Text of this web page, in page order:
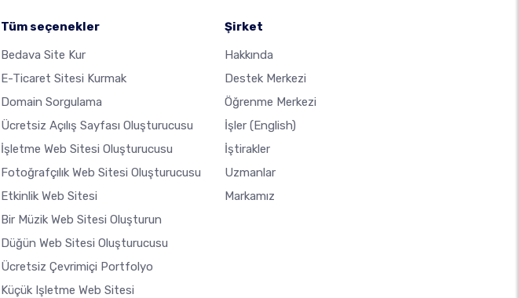
Tüm seçenekler
Bedava Site Kur
E-Ticaret Sitesi Kurmak
Domain Sorgulama
Ücretsiz Açılış Sayfası Oluşturucusu
İşletme Web Sitesi Oluşturucusu
Fotoğrafçılık Web Sitesi Oluşturucusu
Etkinlik Web Sitesi
Bir Müzik Web Sitesi Oluşturun
Düğün Web Sitesi Oluşturucusu
Ücretsiz Çevrimiçi Portfolyo
Küçük Işletme Web Sitesi
Şirket
Hakkında
Destek Merkezi
Öğrenme Merkezi
İşler (English)
İştirakler
Uzmanlar
Markamız